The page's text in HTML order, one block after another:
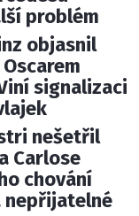
problém
objasnil
signalizaci
nešetřil
Carlose
chování
nepřijatelné